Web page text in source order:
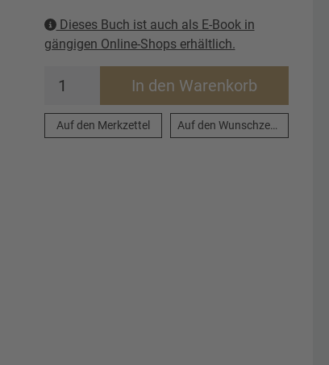
Dieses Buch ist auch als E-Book in
gängigen Online-Shops erhältlich.
In den Warenkorb
Auf den Merkzettel Auf den Wunschzettel